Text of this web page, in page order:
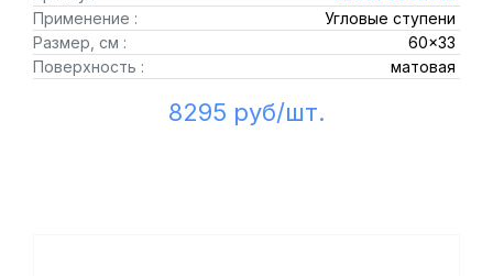
Применение :
Угловые ступени
Размер, см :
60x33
Поверхность :
матовая
8295 руб/шт.